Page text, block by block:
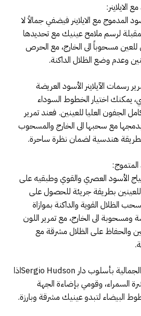
الايلاينر:
المدموج مع الايلاينر فيضفي جمالاً لا
لرسم ملامح عينيك مع تحديدها
مسحوباً الى الخارج، مع الحرص
وعدم وضع الظلال الداكنة.
رسمات الآيلاينر الأسود العريضة
يمكنك اختيار الخطوط السوداء
الجفون العليا للعينين. فعند تمرير
مع سحبها الى الخارج والمسحوب
بطريقة هندسية لضمان نظرة ساحرة.
الأسود العصري والقوي وطبقيه على
بطريقة جريئة للحصول على
الظلال القوية والداكنة بموازاة
الى الخارج، مع تمرير اللون
والحفاظ على الظلال مشرقة مع
اعتمدي هذه الصيحة الجمالية بأسلوب دار Sergio Hudsonاذا
السمراء، وقومي بإضاءة الجهة
البيضاء لتبدو عينيك مشرقة وبارزة.